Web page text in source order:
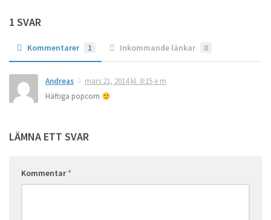
1 SVAR
Kommentarer 1 Inkommande länkar 0
Andreas
mars 21, 2014 kl. 8:15 e m
Häftiga popcorn
LÄMNA ETT SVAR
Kommentar*